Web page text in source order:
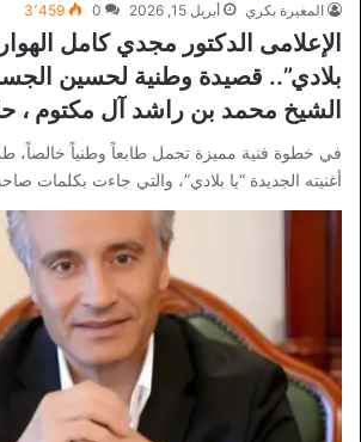
المغيرة بكري أبريل 15, 2026 0 3٬459
الإعلامى الدكتور مجدي كامل
بلادي”.. قصيدة وطنية لحسين
الشيخ محمد بن راشد آل مكتوم ،
في خطوة فنية مميزة تحمل طابعاً وطنياً خالصاً،
أغنيته الجديدة “يا بلادي”، والتي جاءت بكلمات